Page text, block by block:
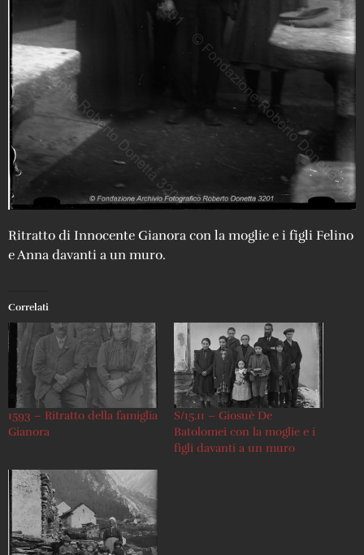
Ritratto di Innocente Gianora con la moglie e i figli Felino
e Anna davanti a un muro.
Correlati
1593 – Ritratto della famiglia
Gianora
S/15.11 – Giosuè De
Batolomei con la moglie e i
figli davanti a un muro